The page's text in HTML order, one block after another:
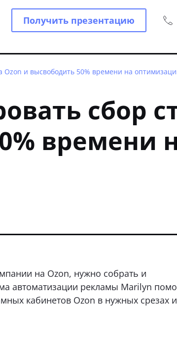
Получить презентацию
Ozon и высвободить 50% времени на
сбор
времени
на Ozon, нужно собрать и
автоматизации рекламы Marilyn
кабинетов Ozon в нужных срезах и